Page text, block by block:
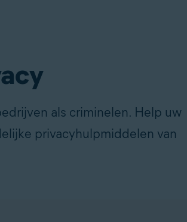
als criminelen. Help uw
privacyhulpmiddelen van